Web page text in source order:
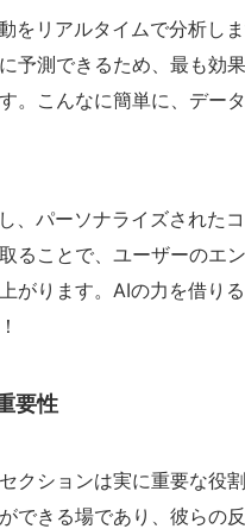
をリアルタイムで分析し
予測できるため、最も効
。こんなに簡単に、デー
、パーソナライズされた
ることで、ユーザーのエ
がります。AIの力を借り
要性
クションは実に重要な役
できる場であり、彼らの